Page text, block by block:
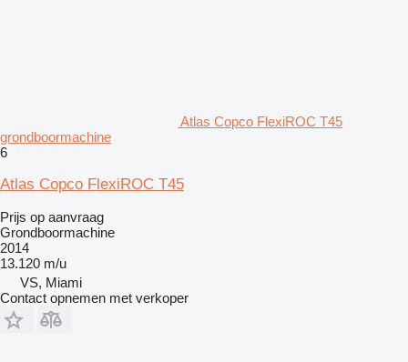
Atlas Copco FlexiROC T45
grondboormachine
6
Atlas Copco FlexiROC T45
Prijs op aanvraag
Grondboormachine
2014
13.120 m/u
VS, Miami
Contact opnemen met verkoper